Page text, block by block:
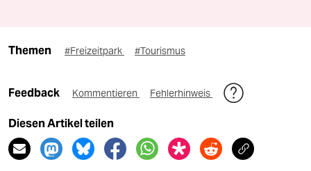
Themen #Freizeitpark #Tourismus
Feedback Kommentieren Fehlerhinweis
Diesen Artikel teilen